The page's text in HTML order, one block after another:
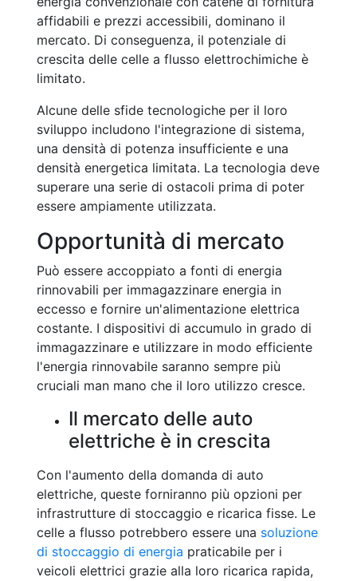
affidabili e prezzi accessibili, dominano il
mercato. Di conseguenza, il potenziale di
crescita delle celle a flusso elettrochimiche è
limitato.
Alcune delle sfide tecnologiche per il loro
sviluppo includono l'integrazione di sistema,
una densità di potenza insufficiente e una
densità energetica limitata. La tecnologia deve
superare una serie di ostacoli prima di poter
essere ampiamente utilizzata.
Opportunità di mercato
Può essere accoppiato a fonti di energia
rinnovabili per immagazzinare energia in
eccesso e fornire un'alimentazione elettrica
costante. I dispositivi di accumulo in grado di
immagazzinare e utilizzare in modo efficiente
l'energia rinnovabile saranno sempre più
cruciali man mano che il loro utilizzo cresce.
Il mercato delle auto
elettriche è in crescita
Con l'aumento della domanda di auto
elettriche, queste forniranno più opzioni per
infrastrutture di stoccaggio e ricarica fisse. Le
celle a flusso potrebbero essere una soluzione
di stoccaggio di energia praticabile per i
veicoli elettrici grazie alla loro ricarica rapida,